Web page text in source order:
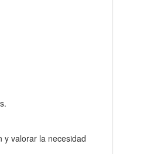
y valorar la necesidad